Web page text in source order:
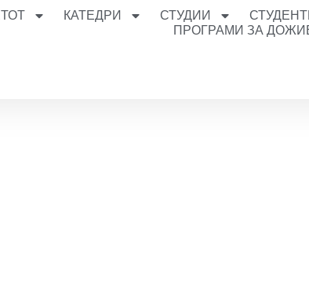
КАТЕДРИ СТУДИИ
ПРОГРАМИ ЗА